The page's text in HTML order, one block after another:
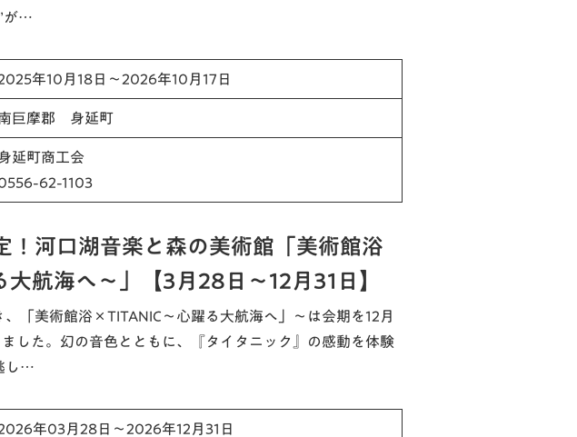
が…
年10月18日～2026年10月17日
巨摩郡 身延町
延町商工会
62-1103
！河口湖音楽と森の美術館「美術館浴
航海へ～」【3月28日～12月31日】
「美術館浴×TITANIC～心躍る大航海へ」～は会期を12月
した。幻の音色とともに、『タイタニック』の感動を体験
し…
年03月28日～2026年12月31日